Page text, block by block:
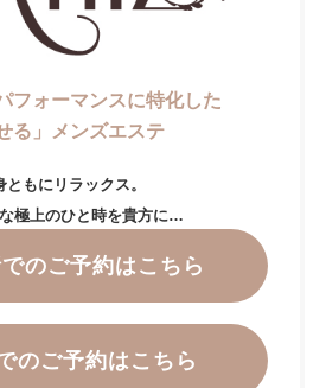
フォーマンスに特化した
る」メンズエステ
ともにリラックス。
極上のひと時を貴方に…
のご予約はこちら
のご予約はこちら